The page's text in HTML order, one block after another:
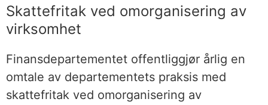
Skattefritak ved omorganisering av
virksomhet
Finansdepartementet offentliggjør årlig en
omtale av departementets praksis med
skattefritak ved omorganisering av